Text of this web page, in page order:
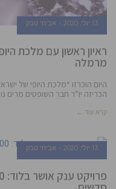
13 יולי, 2020 אביחי טבק
ראיון ראשון עם מלכת
מרמלה
הכריזה יו”ר חבר השופטים מרים
קרא עוד ←
13 יולי, 2020 אביחי טבק